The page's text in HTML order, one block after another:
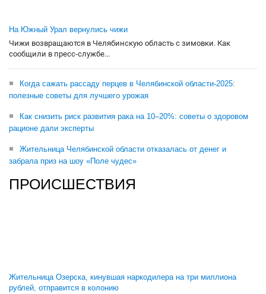
На Южный Урал вернулись чижи
Чижи возвращаются в Челябинскую область с зимовки. Как
сообщили в пресс-службе...
Когда сажать рассаду перцев в Челябинской области-2025:
полезные советы для лучшего урожая
Как снизить риск развития рака на 10–20%: советы о здоровом
рационе дали эксперты
Жительница Челябинской области отказалась от денег и
забрала приз на шоу «Поле чудес»
ПРОИСШЕСТВИЯ
Жительница Озерска, кинувшая наркодилера на три миллиона
рублей, отправится в колонию